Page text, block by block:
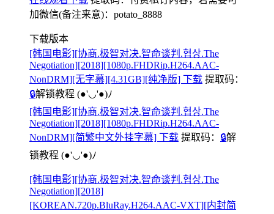
加微信(备注来意)：potato_8888
下载版本
[韩国电影][协商.极智对决.智命谈判.협상.The
Negotiation][2018][1080p.FHDRip.H264.AAC-
NonDRM][无字幕][4.31GB][纯净版] 下载 提取码：
🔒解锁教程 (●'◡'●)ﾉ
[韩国电影][协商.极智对决.智命谈判.협상.The
Negotiation][2018][1080p.FHDRip.H264.AAC-
NonDRM][简繁中文外挂字幕] 下载 提取码： 🔒解
锁教程 (●'◡'●)ﾉ
[韩国电影][协商.极智对决.智命谈判.협상.The
Negotiation][2018]
[KOREAN.720p.BluRay.H264.AAC-VXT][内封简